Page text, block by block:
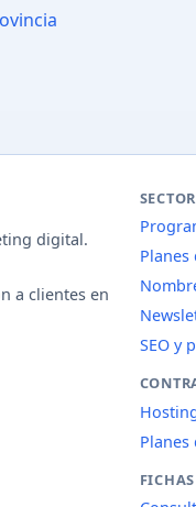
digital.
a clientes en
SEO y
Planes